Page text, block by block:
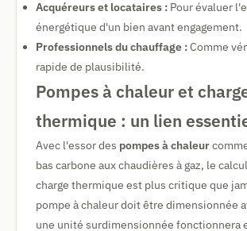
Acquéreurs et locataires : Pour évaluer
énergétique d'un bien avant engagement.
Professionnels du chauffage :Comme
rapide de plausibilité.
Pompes à chaleur et
thermique : un lien
Avec l'essor des pompes à chaleur
bas carbone aux chaudières à gaz, le
charge thermique est plus critique que
pompe à chaleur doit être dimensionnée
une unité surdimensionnée fonctionnera